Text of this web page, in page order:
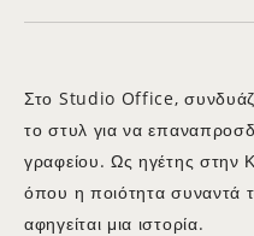
Στο Studio Office,
το στυλ για να
γραφείου. Ως ηγέτης στην
όπου η ποιότητα συναντά
αφηγείται μια ιστορία.